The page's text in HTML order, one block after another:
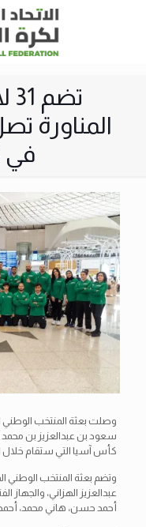
المناورة
في
وصلت بعثة المنتخب الوطني
سعود بن عبدالعزيز بن محمد
كأس آسيا التي ستقام خلال الفترة من 20 إلى
وتضم بعثة المنتخب الوطني
عبدالعزيز الهزاني، والجهاز
أحمد حسن، هاني محمد، أحمد